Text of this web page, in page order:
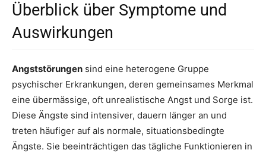
Überblick über Symptome und
Auswirkungen
Angststörungen sind eine heterogene Gruppe
psychischer Erkrankungen, deren gemeinsames Merkmal
eine übermässige, oft unrealistische Angst und Sorge ist.
Diese Ängste sind intensiver, dauern länger an und
treten häufiger auf als normale, situationsbedingte
Ängste. Sie beeinträchtigen das tägliche Funktionieren in